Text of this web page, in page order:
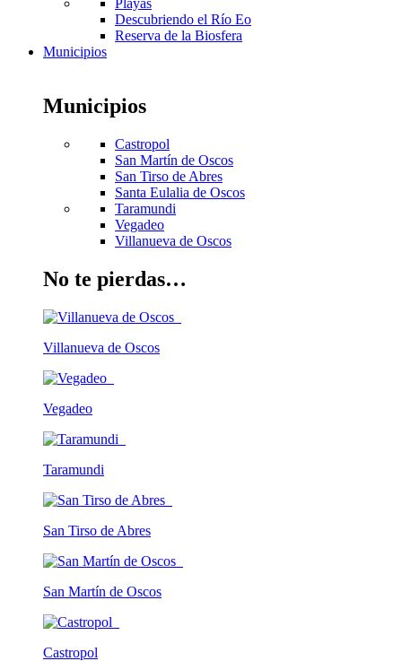
Descubriendo el Río Eo
Reserva de la Biosfera
Municipios
Municipios
Castropol
San Martín de Oscos
San Tirso de Abres
Santa Eulalia de Oscos
Taramundi
Vegadeo
Villanueva de Oscos
No te pierdas…
Villanueva de Oscos
Vegadeo
Taramundi
San Tirso de Abres
San Martín de Oscos
Castropol